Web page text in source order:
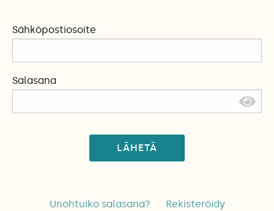
Sähköpostiosoite
Salasana
LÄHETÄ
Unohtuiko salasana? Rekisteröidy